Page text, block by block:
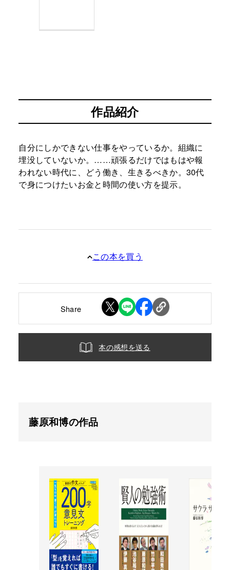
作品紹介
自分にしかできない仕事をやっているか。組織に
埋没していないか。……頑張るだけではもはや報
われない時代に、どう働き、生きるべきか。30代
で身につけたいお金と時間の使い方を提示。
この本を買う
Share
本の感想を送る
藤原和博の作品